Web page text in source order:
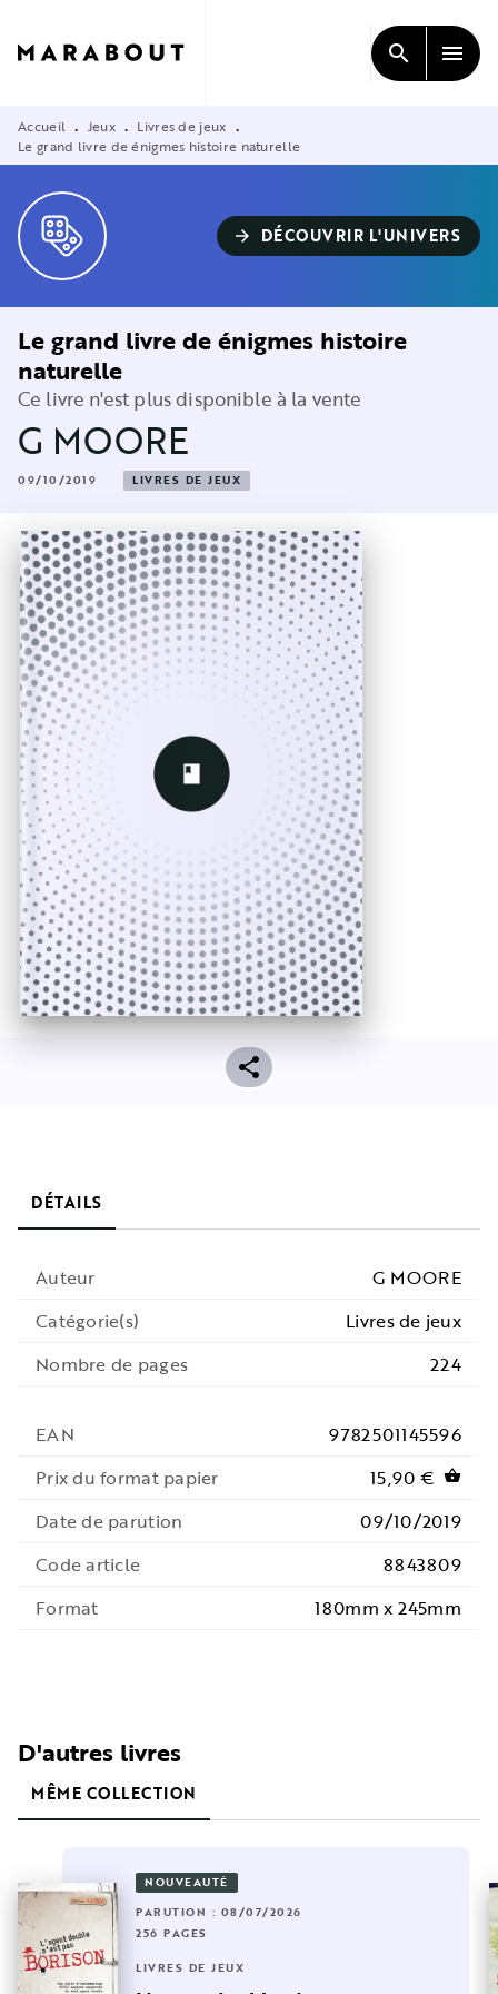
CONTENU
search menu
Accueil • Jeux • Livres de jeux •
Le grand livre de énigmes histoire naturelle
arrow_forward DÉCOUVRIR L'UNIVERS
Le grand livre de énigmes histoire
naturelle
Ce livre n'est plus disponible à la vente
G MOORE
09/10/2019 LIVRES DE JEUX
DÉTAILS
Auteur
G MOORE
Catégorie(s)
Livres de jeux
Nombre de pages
224
EAN
9782501145596
Prix du format papier
15,90 € shopping_basket
Date de parution
09/10/2019
Code article
8843809
Format
180mm x 245mm
D'autres livres
MÊME COLLECTION
NOUVEAUTÉ
PARUTION : 08/07/2026
256 PAGES
LIVRES DE JEUX